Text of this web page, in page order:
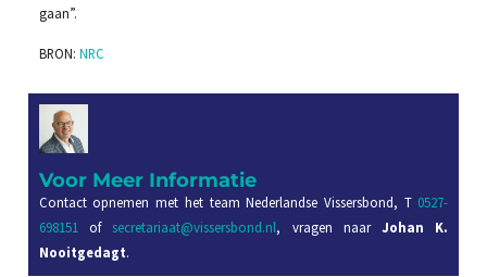
gaan”.
BRON: NRC
Voor Meer Informatie
Contact opnemen met het team Nederlandse Vissersbond, T 0527-
698151 of secretariaat@vissersbond.nl, vragen naarJohan K.
Nooitgedagt.